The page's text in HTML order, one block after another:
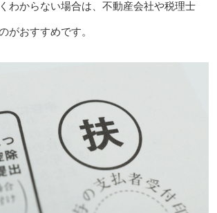
わからない場合は、不動産会社や税理士
がおすすめです。